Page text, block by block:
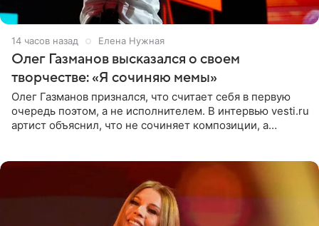
14 часов назад Елена Нужная
Олег Газманов высказался о своем
творчестве: «Я сочиняю мемы»
Олег Газманов признался, что считает себя в первую
очередь поэтом, а не исполнителем. В интервью vesti.ru
артист объяснил, что не сочиняет композиции, а